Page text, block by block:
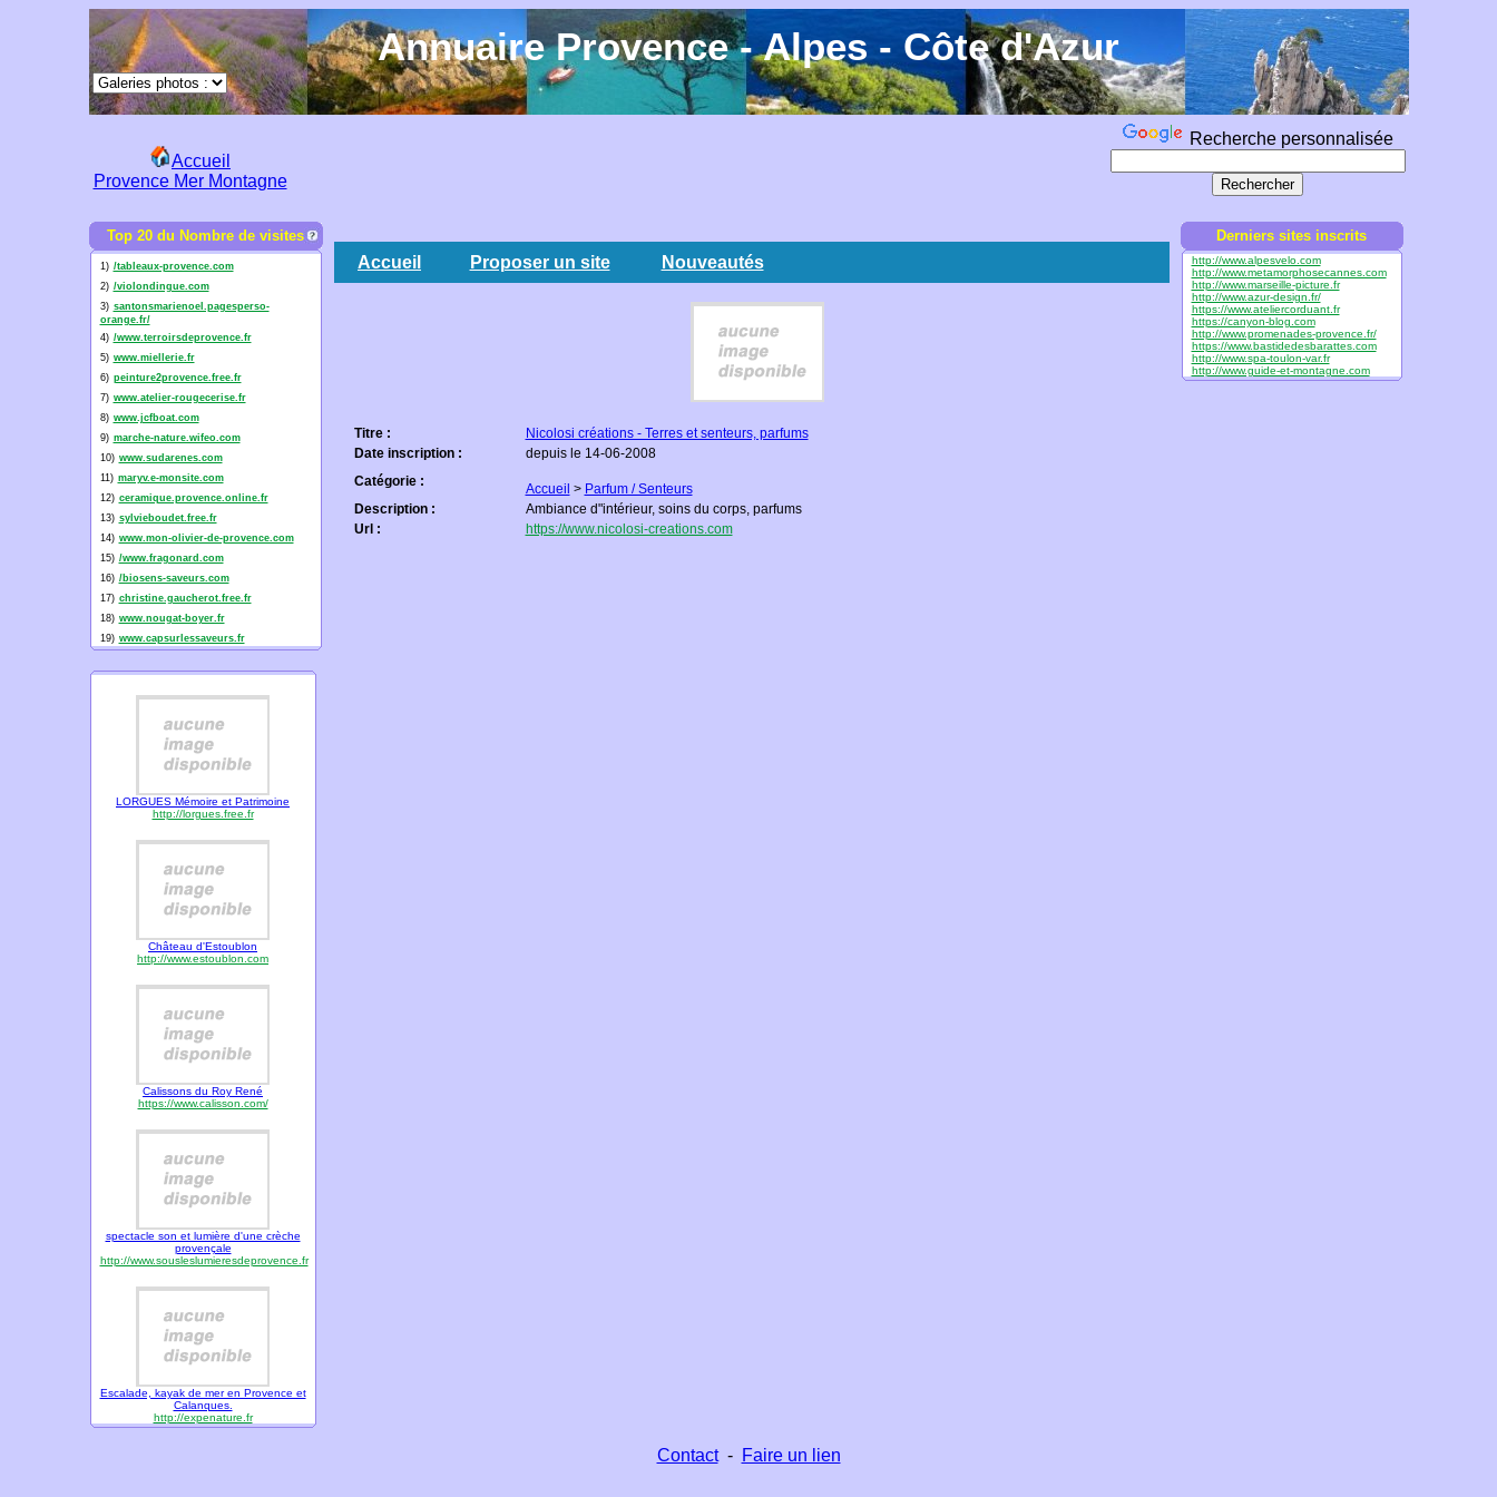
Annuaire Provence - Alpes - Côte d'Azur
Accueil
Provence Mer Montagne
Recherche personnalisée
Top 20 du Nombre de visites
1) /tableaux-provence.com
2) /violondingue.com
3) santonsmarienoel.pagesperso-
orange.fr/
4) /www.terroirsdeprovence.fr
5) www.miellerie.fr
6) peinture2provence.free.fr
7) www.atelier-rougecerise.fr
8) www.jcfboat.com
9) marche-nature.wifeo.com
10) www.sudarenes.com
11) maryv.e-monsite.com
12) ceramique.provence.online.fr
13) sylvieboudet.free.fr
14) www.mon-olivier-de-provence.com
15) /www.fragonard.com
16) /biosens-saveurs.com
17) christine.gaucherot.free.fr
18) www.nougat-boyer.fr
19) www.capsurlessaveurs.fr
LORGUES Mémoire et Patrimoine
http://lorgues.free.fr
Château d'Estoublon
http://www.estoublon.com
Calissons du Roy René
https://www.calisson.com/
spectacle son et lumière d'une crèche
provençale
http://www.sousleslumieresdeprovence.fr
Escalade, kayak de mer en Provence et
Calanques.
http://expenature.fr
Accueil Proposer un site Nouveautés
Titre :
Nicolosi créations - Terres et senteurs, parfums
Date inscription :
depuis le 14-06-2008
Catégorie :
Accueil > Parfum / Senteurs
Description :
Ambiance d"intérieur, soins du corps, parfums
Url :
https://www.nicolosi-creations.com
Derniers sites inscrits
http://www.alpesvelo.com
http://www.metamorphosecannes.com
http://www.marseille-picture.fr
http://www.azur-design.fr/
https://www.ateliercorduant.fr
https://canyon-blog.com
http://www.promenades-provence.fr/
https://www.bastidedesbarattes.com
http://www.spa-toulon-var.fr
http://www.guide-et-montagne.com
Contact- Faire un lien